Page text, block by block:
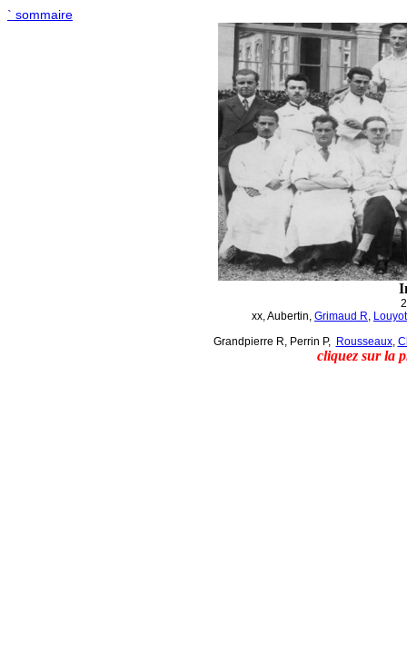
` sommaire
xx,Aubertin, Grimaud R, Louyot
Grandpierre R, Perrin P, Rousseaux,
cliquez sur la